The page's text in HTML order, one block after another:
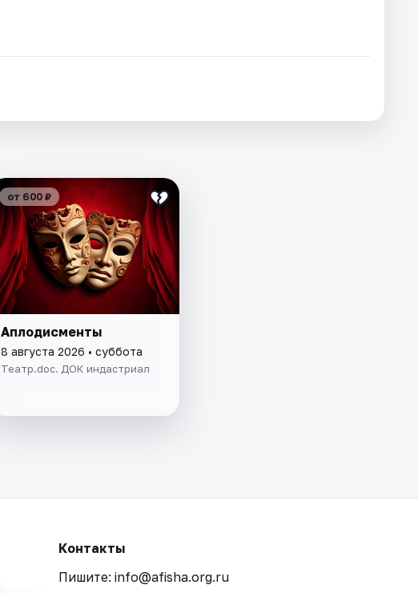
от 600 ₽
Аплодисменты
8 августа 2026 • суббота
Театр.doc. ДОК индастриал
Контакты
Пишите: info@afisha.org.ru